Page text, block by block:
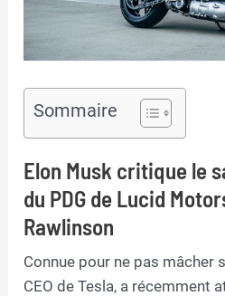
Sommaire
Elon Musk critique le
du PDG de Lucid
Rawlinson
Connue pour ne pas mâcher
CEO de Tesla, a récemment